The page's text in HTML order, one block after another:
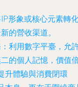
IP形象或核心元素轉
的營收渠道。
：利用數字平臺，允
的個人記憶，價值倍
升體驗與消費閉環